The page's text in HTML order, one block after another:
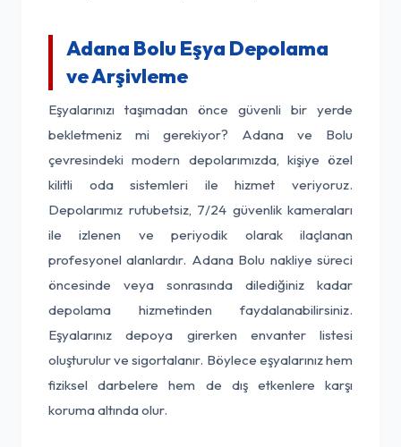
Adana Bolu Eşya Depolama
ve Arşivleme
Eşyalarınızı taşımadan önce güvenli bir yerde
bekletmeniz mi gerekiyor? Adana ve Bolu
çevresindeki modern depolarımızda, kişiye özel
kilitli oda sistemleri ile hizmet veriyoruz.
Depolarımız rutubetsiz, 7/24 güvenlik kameraları
ile izlenen ve periyodik olarak ilaçlanan
profesyonel alanlardır. Adana Bolu nakliye süreci
öncesinde veya sonrasında dilediğiniz kadar
depolama hizmetinden faydalanabilirsiniz.
Eşyalarınız depoya girerken envanter listesi
oluşturulur ve sigortalanır. Böylece eşyalarınız hem
fiziksel darbelere hem de dış etkenlere karşı
koruma altında olur.